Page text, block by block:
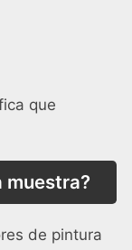
que
muestra?
de pintura